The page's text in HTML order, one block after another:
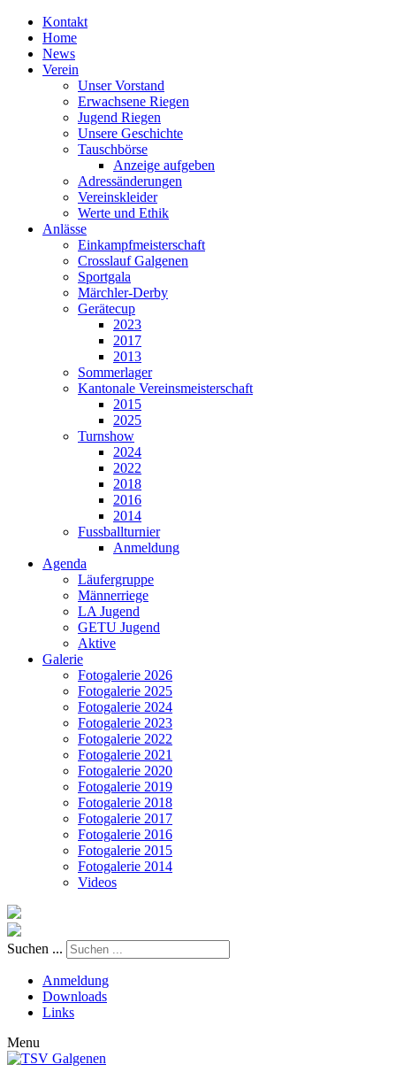
Kontakt
Home
News
Verein
Unser Vorstand
Erwachsene Riegen
Jugend Riegen
Unsere Geschichte
Tauschbörse
Anzeige aufgeben
Adressänderungen
Vereinskleider
Werte und Ethik
Anlässe
Einkampfmeisterschaft
Crosslauf Galgenen
Sportgala
Märchler-Derby
Gerätecup
2023
2017
2013
Sommerlager
Kantonale Vereinsmeisterschaft
2015
2025
Turnshow
2024
2022
2018
2016
2014
Fussballturnier
Anmeldung
Agenda
Läufergruppe
Männerriege
LA Jugend
GETU Jugend
Aktive
Galerie
Fotogalerie 2026
Fotogalerie 2025
Fotogalerie 2024
Fotogalerie 2023
Fotogalerie 2022
Fotogalerie 2021
Fotogalerie 2020
Fotogalerie 2019
Fotogalerie 2018
Fotogalerie 2017
Fotogalerie 2016
Fotogalerie 2015
Fotogalerie 2014
Videos
Suchen ...
Anmeldung
Downloads
Links
Menu